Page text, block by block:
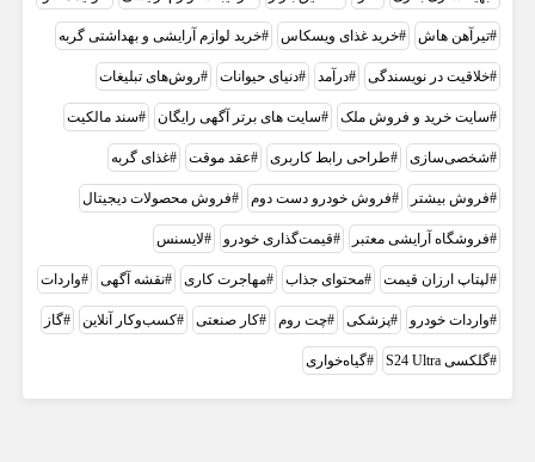
تیرآهن هاش خرید غذای ویسکاس خرید لوازم آرایشی و بهداشتی گربه
خلاقیت در نویسندگی درآمد دنیای حیوانات روش‌های تبلیغات
سایت خرید و فروش ملک سایت های برتر آگهی رایگان سند مالکیت
شخصی‌سازی طراحی رابط کاربری عقد موقت غذای گربه
فروش بیشتر فروش خودرو دست دوم فروش محصولات دیجیتال
فروشگاه آرایشی معتبر قیمت‌گذاری خودرو لایسنس
لپتاپ ارزان قیمت محتوای جذاب مهاجرت کاری نقشه آگهی واردات
واردات خودرو پزشکی چت روم کار صنعتی کسب‌وکار آنلاین گاز
گلکسی S24 Ultra گیاه‌خواری